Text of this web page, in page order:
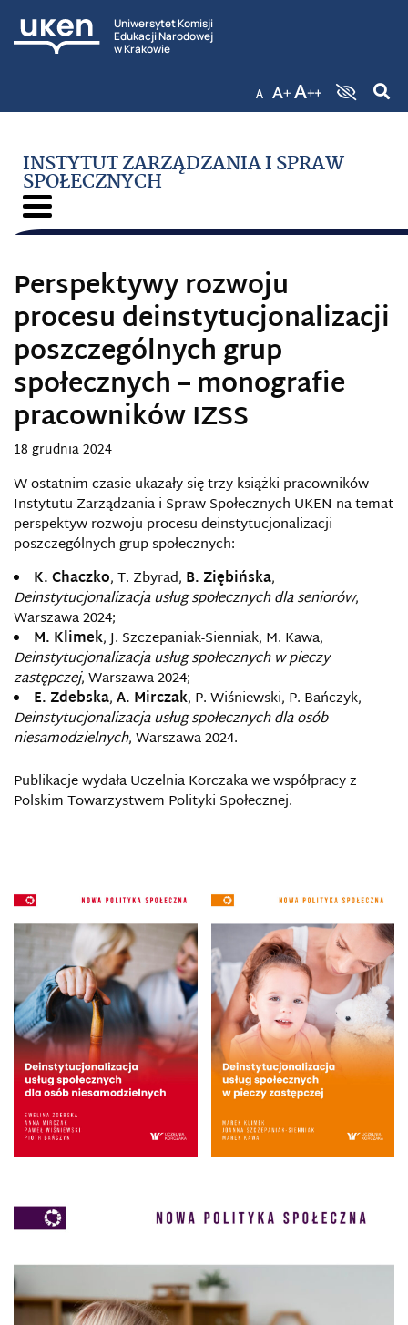
Uniwersytet Komisji
Edukacji Narodowej
w Krakowie
INSTYTUT ZARZĄDZANIA I SPRAW
SPOŁECZNYCH
Perspektywy rozwoju
procesu deinstytucjonalizacji
poszczególnych grup
społecznych – monografie
pracowników IZSS
18 grudnia 2024
W ostatnim czasie ukazały się trzy książki pracowników
Instytutu Zarządzania i Spraw Społecznych UKEN na temat
perspektyw rozwoju procesu deinstytucjonalizacji
poszczególnych grup społecznych:
K. Chaczko, T. Zbyrad, B. Ziębińska,
Deinstytucjonalizacja usług społecznych dla seniorów,
Warszawa 2024;
M. Klimek, J. Szczepaniak-Sienniak, M. Kawa,
Deinstytucjonalizacja usług społecznych w pieczy
zastępczej, Warszawa 2024;
E. Zdebska,A. Mirczak, P. Wiśniewski, P. Bańczyk,
Deinstytucjonalizacja usług społecznych dla osób
niesamodzielnych, Warszawa 2024.
Publikacje wydała Uczelnia Korczaka we współpracy z
Polskim Towarzystwem Polityki Społecznej.